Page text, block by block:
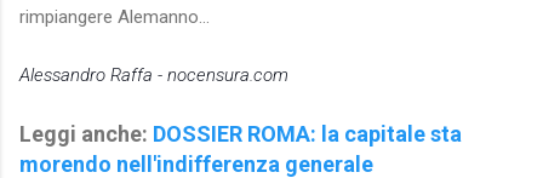
rimpiangere Alemanno...
Alessandro Raffa - nocensura.com
Leggi anche: DOSSIER ROMA: la capitale sta
morendo nell'indifferenza generale